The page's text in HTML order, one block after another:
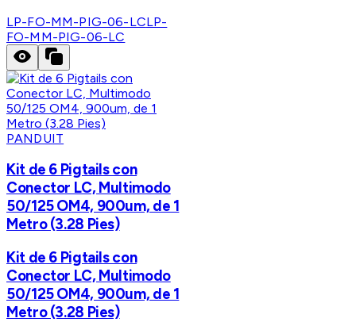
LP-FO-MM-PIG-06-LCLP-
FO-MM-PIG-06-LC
PANDUIT
Kit de 6 Pigtails con
Conector LC, Multimodo
50/125 OM4, 900um, de 1
Metro (3.28 Pies)
Kit de 6 Pigtails con
Conector LC, Multimodo
50/125 OM4, 900um, de 1
Metro (3.28 Pies)